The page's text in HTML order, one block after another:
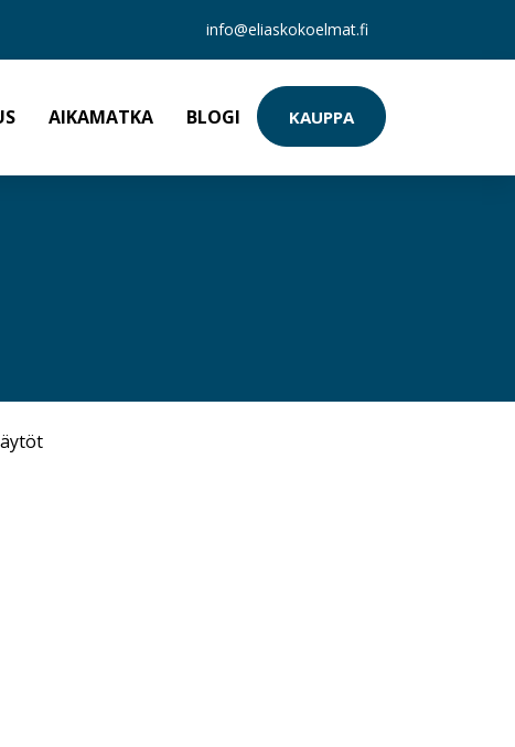
info@eliaskokoelmat.fi
AIKAMATKA BLOGI KAUPPA